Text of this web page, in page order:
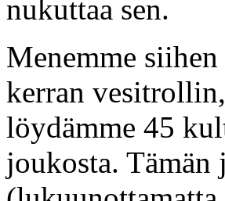
nukuttaa sen.
Menemme
kerran
löydämme 45
joukosta. Tämän